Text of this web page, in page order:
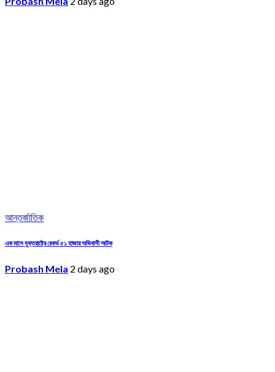
আন্তর্জাতিক
এক মাসে যুক্তরাষ্ট্রে রেকর্ড ৫১ হাজার অভিবাসী আটক
Probash Mela 2 days ago